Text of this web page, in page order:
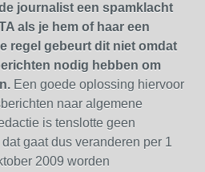
journalist een spamklacht
als je hem of haar een
regel gebeurt dit niet omdat
nodig hebben om
Een goede oplossing hiervoor
naar algemene
is tenslotte geen
gaat dus veranderen per 1
2009 worden